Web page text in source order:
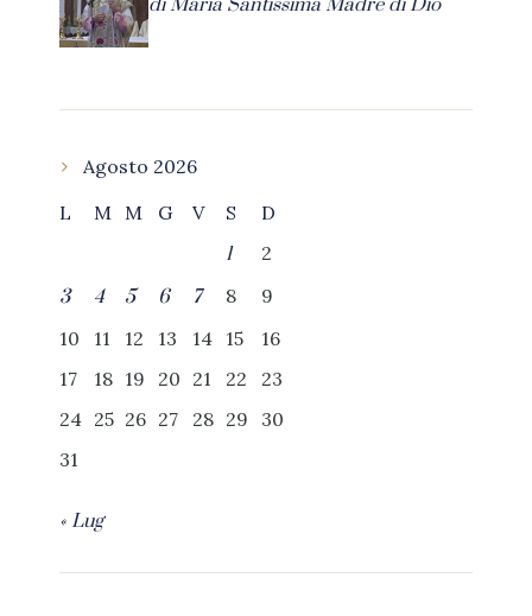
Agosto 2026
L
M M G V S
D
1
2
3
4 5 6 7 8
9
10
11 12 13 14 15
16
17
18 19 20 21 22
23
24 25 26 27 28 29
30
31
« Lug